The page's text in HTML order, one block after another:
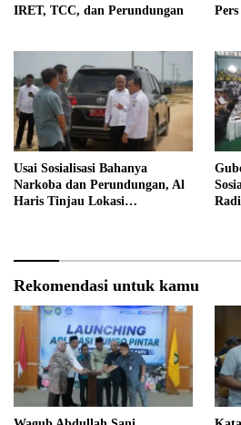
IRET, TCC, dan Perundungan
Pers
Usai Sosialisasi Bahanya
Narkoba dan Perundungan, Al
Haris Tinjau Lokasi
Rekomendasi untuk kamu